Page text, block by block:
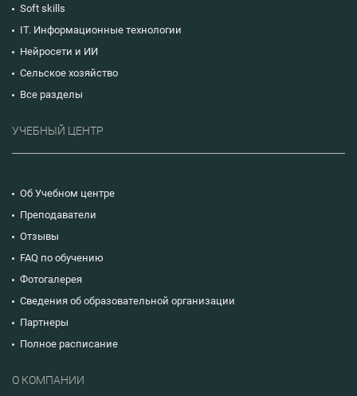
Soft skills
IT. Информационные технологии
Нейросети и ИИ
Сельское хозяйство
Все разделы
УЧЕБНЫЙ ЦЕНТР
Об Учебном центре
Преподаватели
Отзывы
FAQ по обучению
Фотогалерея
Сведения об образовательной организации
Партнеры
Полное расписание
О КОМПАНИИ